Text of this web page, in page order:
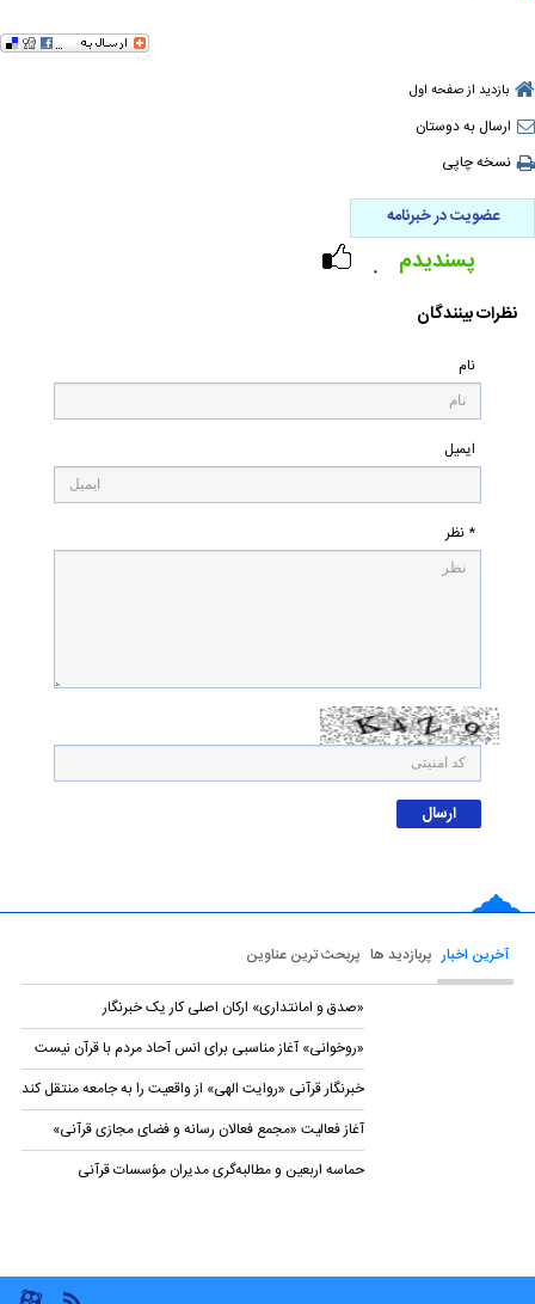
بازدید از صفحه اول
ارسال به دوستان
نسخه چاپی
عضویت در خبرنامه
۰ پسندیدم
نظرات بینندگان
نام
ایمیل
* نظر
آخرین اخبار پربازدید ها پربحث ترین عناوین
«صدق و امانتداری» ارکان اصلی کار یک خبرنگار
«روخوانی» آغاز مناسبی برای انس آحاد مردم با قرآن نیست
خبرنگار قرآنی «روایت الهی» از واقعیت را به جامعه منتقل کند
آغاز فعالیت «مجمع فعالان رسانه و فضای مجازی قرآنی»
حماسه اربعین و مطالبه‌گری مدیران مؤسسات قرآنی